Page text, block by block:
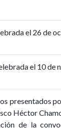
el 26 de
el 10 de
presentados
Héctor
de la